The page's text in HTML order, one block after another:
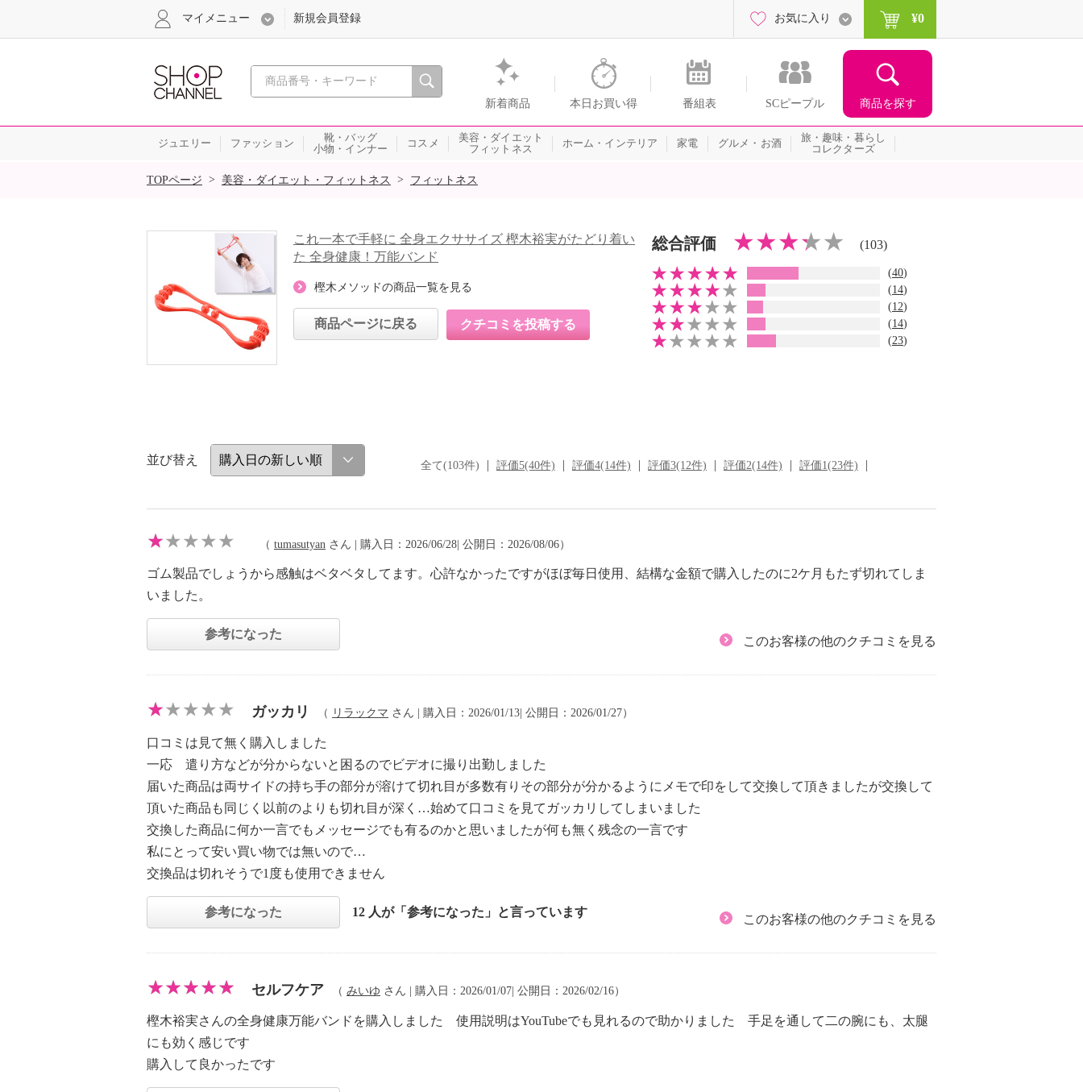
心おどる、瞬間を。通販・テレビショッピングのショップチャンネル
新着商品 本日お買い得 番組表 SCピープル 商品を探す
マイメニュー 新規会員登録 お気に入り ¥0
ジュエリー ファッション
靴・バッグ
小物・インナー
コスメ
美容・ダイエット
フィットネス
ホーム・インテリア 家電 グルメ・お酒
旅・趣味・暮らし
コレクターズ
SALE
TOPページ > 美容・ダイエット・フィットネス > フィットネス
これ一本で手軽に 全身エクササイズ 樫木裕実がたどり着い
た 全身健康！万能バンド
樫木メソッドの商品一覧を見る
商品ページに戻る クチコミを投稿する
総合評価 (103)
(40)
(14)
(12)
(14)
(23)
並び替え 全て(103件) 評価5(40件) 評価4(14件) 評価3(12件) 評価2(14件) 評価1(23件)
（ tumasutyan さん | 購入日：2026/06/28| 公開日：2026/08/06）
ゴム製品でしょうから感触はベタベタしてます。心許なかったですがほぼ毎日使用、結構な金額で購入したのに2ケ月もたず切れてしま
いました。
参考になった
このお客様の他のクチコミを見る
ガッカリ （ リラックマ さん | 購入日：2026/01/13| 公開日：2026/01/27）
口コミは見て無く購入しました
一応 遣り方などが分からないと困るのでビデオに撮り出勤しました
届いた商品は両サイドの持ち手の部分が溶けて切れ目が多数有りその部分が分かるようにメモで印をして交換して頂きましたが交換して
頂いた商品も同じく以前のよりも切れ目が深く…始めて口コミを見てガッカリしてしまいました
交換した商品に何か一言でもメッセージでも有るのかと思いましたが何も無く残念の一言です
私にとって安い買い物では無いので…
交換品は切れそうで1度も使用できません
参考になった 12 人が「参考になった」と言っています
このお客様の他のクチコミを見る
セルフケア （ みいゆ さん | 購入日：2026/01/07| 公開日：2026/02/16）
樫木裕実さんの全身健康万能バンドを購入しました 使用説明はYouTubeでも見れるので助かりました 手足を通して二の腕にも、太腿
にも効く感じです
購入して良かったです